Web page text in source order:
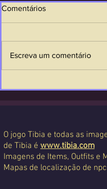
Comentários
Escreva um comentário
O jogo Tibia e todas as
de Tibia é www.tibia.com
Imagens de Items, Outfits e
Mapas de localização de